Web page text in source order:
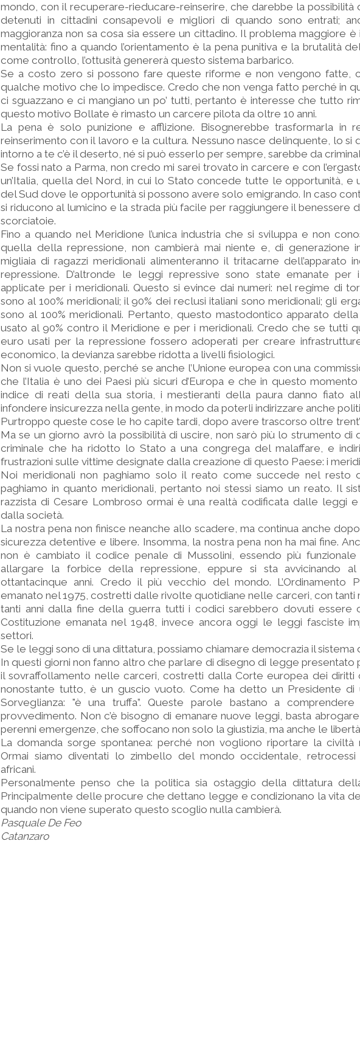
mondo, con il recuperare-rieducare-reinserire, che darebbe la possibilità
detenuti in cittadini consapevoli e migliori di quando sono entrati;
maggioranza non sa cosa sia essere un cittadino. Il problema maggiore
mentalità: fino a quando l’orientamento è la pena punitiva e la brutalità
come controllo, l’ottusità genererà questo sistema barbarico.
Se a costo zero si possono fare queste riforme e non vengono fatte,
qualche motivo che lo impedisce. Credo che non venga fatto perché in
ci sguazzano e ci mangiano un po’ tutti, pertanto è interesse che tutto
questo motivo Bollate è rimasto un carcere pilota da oltre 10 anni.
La pena è solo punizione e afflizione. Bisognerebbe trasformarla in
reinserimento con il lavoro e la cultura. Nessuno nasce delinquente, lo si
intorno a te c’è il deserto, né si può esserlo per sempre, sarebbe da
Se fossi nato a Parma, non credo mi sarei trovato in carcere e con
un’Italia, quella del Nord, in cui lo Stato concede tutte le opportunità, e
del Sud dove le opportunità si possono avere solo emigrando. In caso
si riducono al lumicino e la strada più facile per raggiungere il benessere
scorciatoie.
Fino a quando nel Meridione l’unica industria che si sviluppa e non
quella della repressione, non cambierà mai niente e, di generazione
migliaia di ragazzi meridionali alimenteranno il tritacarne dell’apparato
repressione. D’altronde le leggi repressive sono state emanate per
applicate per i meridionali. Questo si evince dai numeri: nel regime di
sono al 100% meridionali; il 90% dei reclusi italiani sono meridionali; gli
sono al 100% meridionali. Pertanto, questo mastodontico apparato
usato al 90% contro il Meridione e per i meridionali. Credo che se tutti
euro usati per la repressione fossero adoperati per creare
economico, la devianza sarebbe ridotta a livelli fisiologici.
Non si vuole questo, perché se anche l’Unione europea con una
che l’Italia è uno dei Paesi più sicuri d’Europa e che in questo
indice di reati della sua storia, i mestieranti della paura danno fiato
infondere insicurezza nella gente, in modo da poterli indirizzare anche
Purtroppo queste cose le ho capite tardi, dopo avere trascorso oltre
Ma se un giorno avrò la possibilità di uscire, non sarò più lo strumento di
criminale che ha ridotto lo Stato a una congrega del malaffare, e
frustrazioni sulle vittime designate dalla creazione di questo Paese: i
Noi meridionali non paghiamo solo il reato come succede nel resto
paghiamo in quanto meridionali, pertanto noi stessi siamo un reato. Il
razzista di Cesare Lombroso ormai è una realtà codificata dalle leggi
dalla società.
La nostra pena non finisce neanche allo scadere, ma continua anche
sicurezza detentive e libere. Insomma, la nostra pena non ha mai fine.
non è cambiato il codice penale di Mussolini, essendo più
allargare la forbice della repressione, eppure si sta avvicinando
ottantacinque anni. Credo il più vecchio del mondo. L’Ordinamento
emanato nel 1975, costretti dalle rivolte quotidiane nelle carceri, con tanti
tanti anni dalla fine della guerra tutti i codici sarebbero dovuti essere
Costituzione emanata nel 1948, invece ancora oggi le leggi fasciste
settori.
Se le leggi sono di una dittatura, possiamo chiamare democrazia il sistema
In questi giorni non fanno altro che parlare di disegno di legge
il sovraffollamento nelle carceri, costretti dalla Corte europea dei diritti
nonostante tutto, è un guscio vuoto. Come ha detto un Presidente di
Sorveglianza: "è una truffa”. Queste parole bastano a
provvedimento. Non c’è bisogno di emanare nuove leggi, basta
perenni emergenze, che soffocano non solo la giustizia, ma anche le
La domanda sorge spontanea: perché non vogliono riportare la civiltà
Ormai siamo diventati lo zimbello del mondo occidentale,
africani.
Personalmente penso che la politica sia ostaggio della dittatura
Principalmente delle procure che dettano legge e condizionano la vita
quando non viene superato questo scoglio nulla cambierà.
Pasquale De Feo
Catanzaro